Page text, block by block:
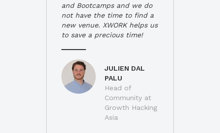
and Bootcamps and we do
not have the time to find a
new venue. XWORK helps us
to save a precious time!
JULIEN DAL
PALU
Head of
Community at
Growth Hacking
Asia